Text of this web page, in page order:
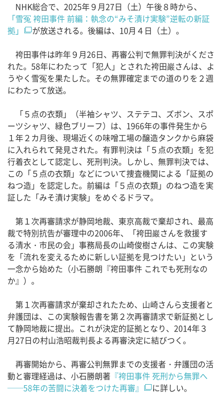
NHK総合で、2025年９月27日（土）午後８時から、
「雪冤 袴田事件 前編：執念の“みそ漬け実験”逆転の新証
拠」
が放送される。後編は、10月４日（土）。
袴田事件は昨年９月26日、再審公判で無罪判決がくださ
れた。58年にわたって「犯人」とされた袴田巖さんは、よ
うやく雪冤を果たした。その無罪確定までの道のりを２週
にわたって放送。
「５点の衣類」（半袖シャツ、ステテコ、ズボン、スポ
ーツシャツ、緑色ブリーフ）は、1966年の事件発生から
１年２カ月後、現場近くの味噌工場の醸造タンクから麻袋
に入れられて発見された。有罪判決は「５点の衣類」を犯
行着衣として認定し、死刑判決。しかし、無罪判決では、
この「５点の衣類」などについて捜査機関による「証拠の
ねつ造」を認定した。前編は「５点の衣類」のねつ造を実
証した「みそ漬け実験」をめぐるドラマ。
第１次再審請求が静岡地裁、東京高裁で棄却され、最高
裁で特別抗告が審理中の2006年、「袴田巖さんを救援す
る清水・市民の会」事務局長の山崎俊樹さんは、この実験
を「流れを変えるために新しい証拠を見つけたい」という
一念から始めた（小石勝朗『袴田事件 これでも死刑なの
か』）。
第１次再審請求が棄却されたため、山崎さんら支援者と
弁護団は、この実験報告書を第２次再審請求で新証拠とし
て静岡地裁に提出。これが決定的証拠となり、2014年３
月27日の村山浩昭裁判長よる再審決定に結びつく。
再審開始から、再審公判無罪までの支援者・弁護団の活
動と審理経過は、小石勝朗著 『袴田事件 死刑から無罪へ
──58年の苦闘に決着をつけた再審』
に詳しい。